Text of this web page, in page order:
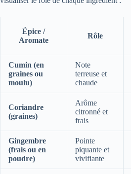
Épice /
Aromate
Rôle
Cumin (en
graines ou
moulu)
Note
terreuse et
chaude
Coriandre
(graines)
Arôme
citronné et
frais
Gingembre
(frais ou en
poudre)
Pointe
piquante et
vivifiante